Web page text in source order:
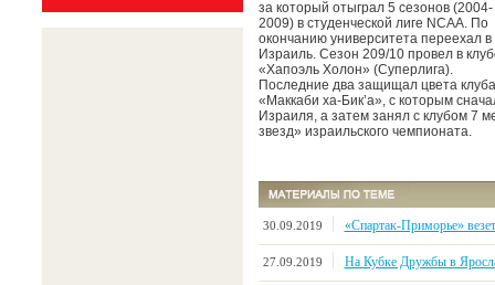
за который отыграл 5 сезонов (2004-
2009) в студенческой лиге NCAA. По
окончанию университета переехал в
Израиль. Сезон 209/10 провел в
«Хапоэль Холон» (Суперлига).
Последние два защищал цвета клуба
«Маккаби ха-Бик’а», с которым
Израиля, а затем занял с клубом 7
звезд» израильского чемпионата.
30.09.2019 «Спартак-Приморье»
27.09.2019 На Кубке Дружбы в